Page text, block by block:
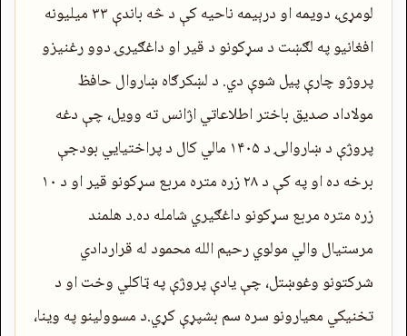
لومړۍ، دویمه او درېیمه ناحیه کې د څه باندې ۳۳ میلیونه
افغانیو په لګښت د سړکونو د قیر او داغګیرۍ دوو رغنیزو
پروژو چارې پیل شوې دي. د لښکرګاه ښاروال حافظ
مولاداد صدیق باختر اطلاعاتي اژانس ته وویل، چې دغه
پروژې د ښاروالۍ د ۱۴۰۵ مالي کال د پراختیایي بودجې
برخه ده او په کې د ۲۸ زره متره مربع سړکونو قیر او د ۱۰
زره متره مربع سړکونو داغګیري شامله ده.د هلمند
مرستیال والي مولوي رحیم الله محمود له قراردادي
شرکتونو وغوښتل، چې یادې پروژې په ټاکلي وخت او د
تخنیکي معیارونو سره سم بشپړې کړي.د مسوولینو په وینا،